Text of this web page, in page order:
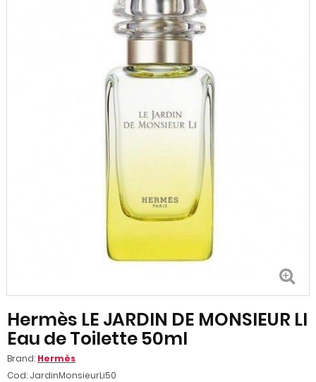
Hermès LE JARDIN DE MONSIEUR LI
Eau de Toilette 50ml
Brand: Hermès
Cod: JardinMonsieurLi50